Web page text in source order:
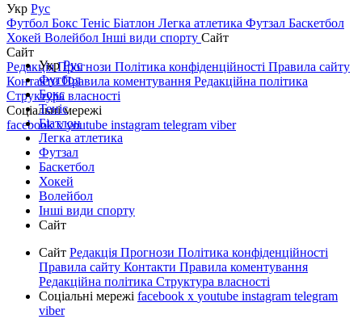
Укр Рус
Футбол Бокс Теніс Біатлон Легка атлетика Футзал Баскетбол
Хокей Волейбол Інші види спорту Сайт
Сайт
РедакціяПрогнози Політика конфіденційності Правила сайту
КонтактиПравила коментування Редакційна політика
Структура власності
Соціальні мережі
facebookxyoutube instagram telegram viber
УкрРус
Футбол
Бокс
Теніс
Біатлон
Легка атлетика
Футзал
Баскетбол
Хокей
Волейбол
Інші види спорту
Сайт
Сайт Редакція Прогнози Політика конфіденційності
Правила сайту Контакти Правила коментування
Редакційна політика Структура власності
Соціальні мережі facebook x youtube instagram telegram
viber